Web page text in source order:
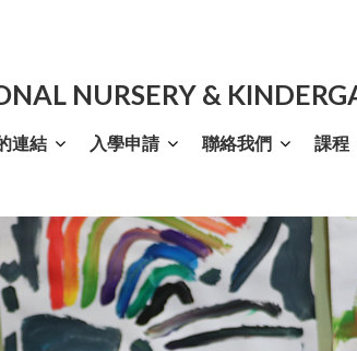
NURSERY &
連結 入學申請 聯絡我們 課程